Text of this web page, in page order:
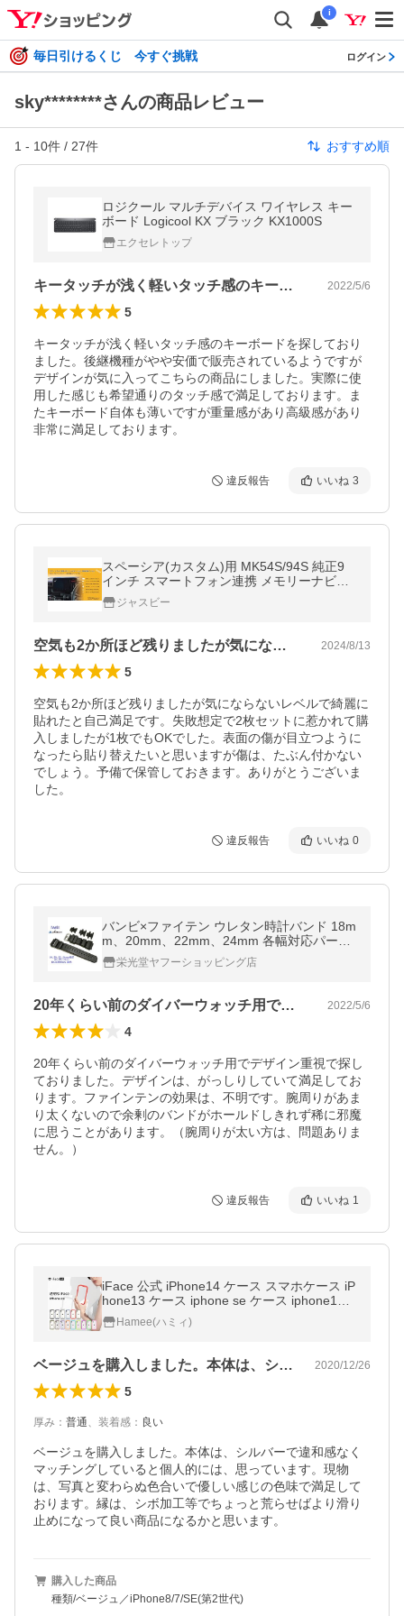
i
毎日引けるくじ 今すぐ挑戦 ログイン
sky********さんの商品レビュー
1 - 10件 / 27件 おすすめ順
ロジクール マルチデバイス ワイヤレス キー
ボード Logicool KX ブラック KX1000S
エクセレトップ
キータッチが浅く軽いタッチ感のキーボー… 2022/5/6
5
キータッチが浅く軽いタッチ感のキーボードを探しており
ました。後継機種がやや安価で販売されているようですが
デザインが気に入ってこちらの商品にしました。実際に使
用した感じも希望通りのタッチ感で満足しております。ま
たキーボード自体も薄いですが重量感があり高級感があり
非常に満足しております。
違反報告 いいね 3
スペーシア(カスタム)用 MK54S/94S 純正9
インチ スマートフォン連携 メモリーナビゲ
ーション保護フィルム (2枚) 液晶保護 パーツ
アクセサリー
ジャスビー
空気も2か所ほど残りましたが気にならな… 2024/8/13
5
空気も2か所ほど残りましたが気にならないレベルで綺麗に
貼れたと自己満足です。失敗想定で2枚セットに惹かれて購
入しましたが1枚でもOKでした。表面の傷が目立つように
なったら貼り替えたいと思いますが傷は、たぶん付かない
でしょう。予備で保管しておきます。ありがとうございま
した。
違反報告 いいね 0
バンビ×ファイテン ウレタン時計バンド 18m
m、20mm、22mm、24mm 各幅対応パーツ
付（黒色） BGB800AS
栄光堂ヤフーショッピング店
20年くらい前のダイバーウォッチ用でデ… 2022/5/6
4
20年くらい前のダイバーウォッチ用でデザイン重視で探し
ておりました。デザインは、がっしりしていて満足してお
ります。ファインテンの効果は、不明です。腕周りがあま
り太くないので余剰のバンドがホールドしきれず稀に邪魔
に思うことがあります。（腕周りが太い方は、問題ありま
せん。）
違反報告 いいね 1
iFace 公式 iPhone14 ケース スマホケース iP
hone13 ケース iphone se ケース iphone12
ケース iphone15pro max ケース 透明 クリア
耐衝撃 おしゃれ
Hamee(ハミィ)
ベージュを購入しました。本体は、シルバ… 2020/12/26
5
厚み ： 普通、 装着感 ： 良い
ベージュを購入しました。本体は、シルバーで違和感なく
マッチングしていると個人的には、思っています。現物
は、写真と変わらぬ色合いで優しい感じの色味で満足して
おります。縁は、シボ加工等でちょっと荒らせばより滑り
止めになって良い商品になるかと思います。
購入した商品
種類/ベージュ／iPhone8/7/SE(第2世代)